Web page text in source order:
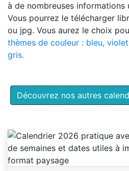
à de nombreuses informations
Vous pourrez le télécharger
ou jpg. Vous aurez le choix
thèmes de couleur : bleu,
gris.
Découvrez nos autres